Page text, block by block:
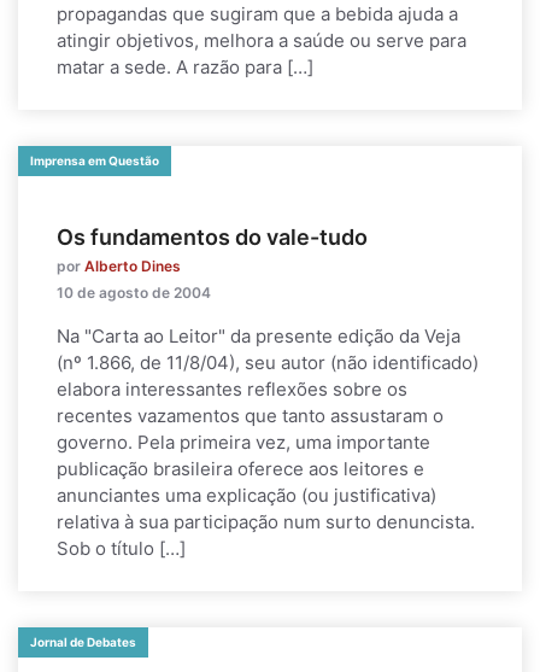
propagandas que sugiram que a bebida ajuda a
atingir objetivos, melhora a saúde ou serve para
matar a sede. A razão para […]
Imprensa em Questão
Os fundamentos do vale-tudo
por Alberto Dines
10 de agosto de 2004
Na "Carta ao Leitor" da presente edição da Veja
(nº 1.866, de 11/8/04), seu autor (não identificado)
elabora interessantes reflexões sobre os
recentes vazamentos que tanto assustaram o
governo. Pela primeira vez, uma importante
publicação brasileira oferece aos leitores e
anunciantes uma explicação (ou justificativa)
relativa à sua participação num surto denuncista.
Sob o título […]
Jornal de Debates